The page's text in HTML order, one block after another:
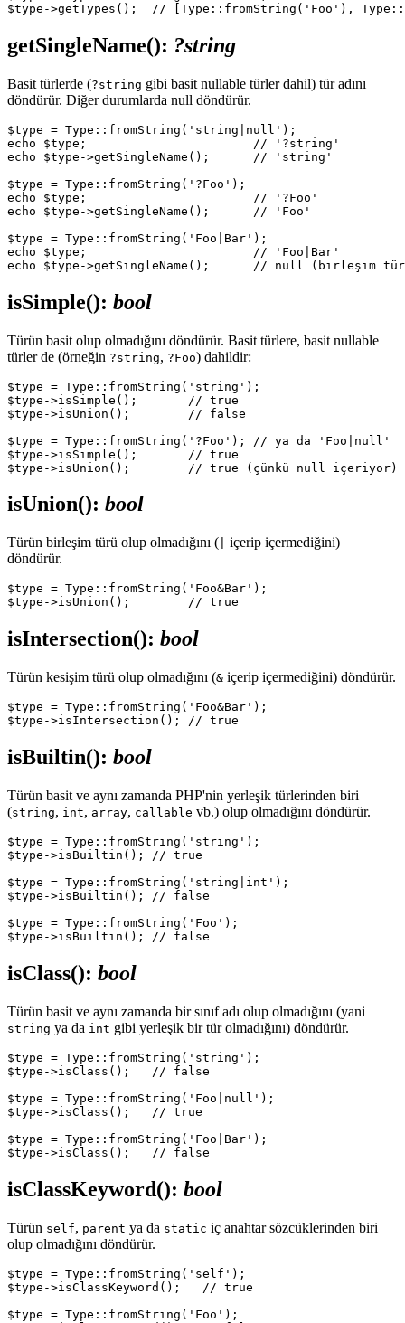
getSingleName(): ?string
Basit türlerde (?string gibi basit nullable türler dahil) tür adını
döndürür. Diğer durumlarda null döndürür.
$type = Type::fromString('string|null');
echo $type;                       // '?string'
echo $type->getSingleName();      // 'string'
$type = Type::fromString('?Foo');
echo $type;                       // '?Foo'
echo $type->getSingleName();      // 'Foo'
$type = Type::fromString('Foo|Bar');
echo $type;                       // 'Foo|Bar'
isSimple(): bool
Türün basit olup olmadığını döndürür. Basit türlere, basit nullable
türler de (örneğin ?string, ?Foo) dahildir:
$type = Type::fromString('string');
$type->isSimple();       // true
$type->isUnion();        // false
$type = Type::fromString('?Foo'); // ya da 'Foo|null'
$type->isSimple();       // true
isUnion(): bool
Türün birleşim türü olup olmadığını (
içerip içermediğini)
döndürür.
$type = Type::fromString('Foo&Bar');
isIntersection(): bool
Türün kesişim türü olup olmadığını (& içerip içermediğini) döndürür.
$type = Type::fromString('Foo&Bar');
isBuiltin(): bool
Türün basit ve aynı zamanda PHP'nin yerleşik türlerinden biri
(string, int, array, callable vb.) olup olmadığını döndürür.
$type = Type::fromString('string');
$type->isBuiltin(); // true
$type = Type::fromString('string|int');
$type->isBuiltin(); // false
$type = Type::fromString('Foo');
isClass(): bool
Türün basit ve aynı zamanda bir sınıf adı olup olmadığını (yani
string ya da int gibi yerleşik bir tür olmadığını) döndürür.
$type = Type::fromString('string');
$type->isClass();   // false
$type = Type::fromString('Foo|null');
$type->isClass();   // true
$type = Type::fromString('Foo|Bar');
isClassKeyword(): bool
Türün self, parent ya da static iç anahtar sözcüklerinden biri
olup olmadığını döndürür.
$type = Type::fromString('self');
$type->isClassKeyword();   // true
$type = Type::fromString('Foo');